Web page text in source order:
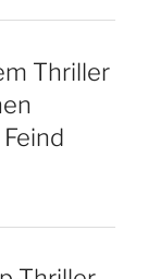
Thriller